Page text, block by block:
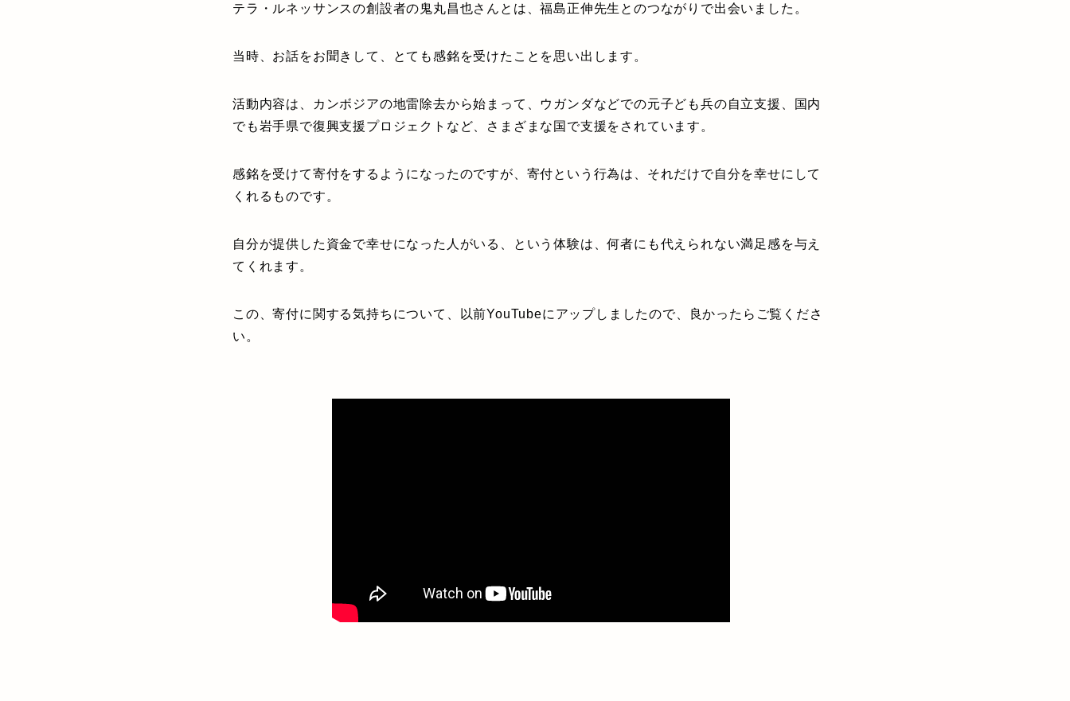
テラ・ルネッサンスの創設者の鬼丸昌也さんとは、福島正伸先生とのつながりで出会いました。
当時、お話をお聞きして、とても感銘を受けたことを思い出します。
活動内容は、カンボジアの地雷除去から始まって、ウガンダなどでの元子ども兵の自立支援、国内
でも岩手県で復興支援プロジェクトなど、さまざまな国で支援をされています。
感銘を受けて寄付をするようになったのですが、寄付という行為は、それだけで自分を幸せにして
くれるものです。
自分が提供した資金で幸せになった人がいる、という体験は、何者にも代えられない満足感を与え
てくれます。
この、寄付に関する気持ちについて、以前YouTubeにアップしましたので、良かったらご覧くださ
い。